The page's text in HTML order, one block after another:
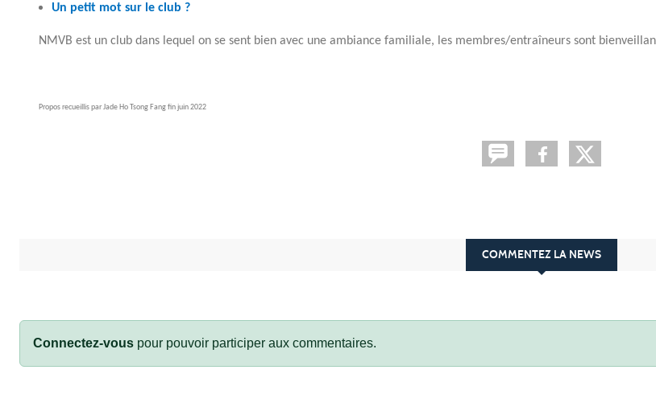
Un petit mot sur le club ?
NMVB est un club dans lequel on se sent bien avec une ambiance familiale, les membres/entraîneurs sont
Propos recueillis par Jade Ho Tsong Fang fin juin 2022
COMMENTEZ LA NEWS
Connectez-vous pour pouvoir participer aux commentaires.